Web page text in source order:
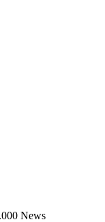
News